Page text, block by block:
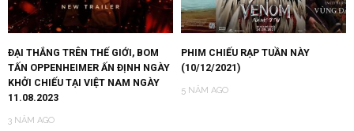
ĐẠI THẮNG TRÊN THẾ GIỚI, BOM
TẤN OPPENHEIMER ẤN ĐỊNH NGÀY
KHỞI CHIẾU TẠI VIỆT NAM NGÀY
11.08.2023
3 NĂM AGO
PHIM CHIẾU RẠP TUẦN NÀY
(10/12/2021)
5 NĂM AGO